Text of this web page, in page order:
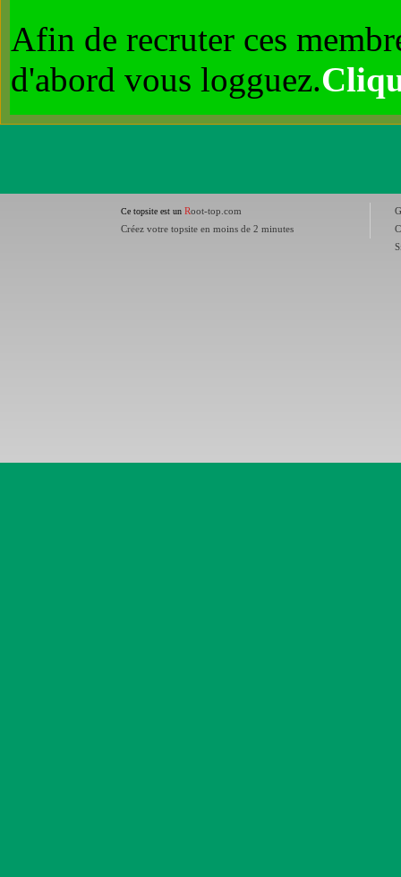
Afin de recruter ces
d'abord vous logguez.
Ce topsite est un Root-top.com
Créez votre topsite en moins de 2 minutes